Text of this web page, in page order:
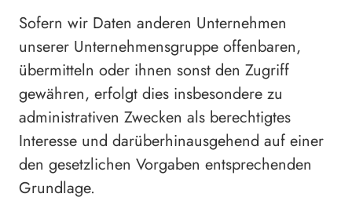
Sofern wir Daten anderen Unternehmen
unserer Unternehmensgruppe offenbaren,
übermitteln oder ihnen sonst den Zugriff
gewähren, erfolgt dies insbesondere zu
administrativen Zwecken als berechtigtes
Interesse und darüberhinausgehend auf einer
den gesetzlichen Vorgaben entsprechenden
Grundlage.